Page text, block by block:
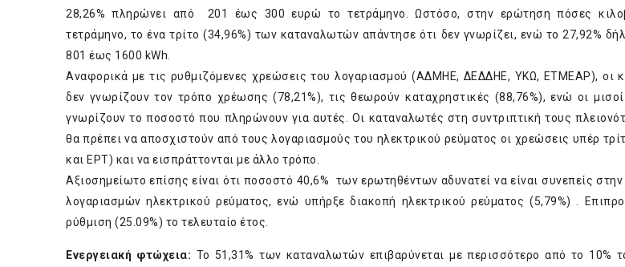
28,26% πληρώνει από 201 έως 300 ευρώ το τετράμηνο. Ωστόσο, στην ερώτηση πόσες
τετράμηνο, το ένα τρίτο (34,96%) των καταναλωτών απάντησε ότι δεν γνωρίζει, ενώ το 27,92%
801 έως 1600 kWh.
Αναφορικά με τις ρυθμιζόμενες χρεώσεις του λογαριασμού (ΑΔΜΗΕ, ΔΕΔΔΗΕ, ΥΚΩ, ΕΤΜΕΑΡ), οι
δεν γνωρίζουν τον τρόπο χρέωσης (78,21%), τις θεωρούν καταχρηστικές (88,76%), ενώ οι
γνωρίζουν το ποσοστό που πληρώνουν για αυτές. Οι καταναλωτές στη συντριπτική τους
θα πρέπει να αποσχιστούν από τους λογαριασμούς του ηλεκτρικού ρεύματος οι χρεώσεις υπέρ
και ΕΡΤ) και να εισπράττονται με άλλο τρόπο.
Αξιοσημείωτο επίσης είναι ότι ποσοστό 40,6% των ερωτηθέντων αδυνατεί να είναι συνεπείς
λογαριασμών ηλεκτρικού ρεύματος, ενώ υπήρξε διακοπή ηλεκτρικού ρεύματος (5,79%) .
ρύθμιση (25.09%) το τελευταίο έτος.
Ενεργειακή φτώχεια: Το 51,31% των καταναλωτών επιβαρύνεται με περισσότερο από το 10%